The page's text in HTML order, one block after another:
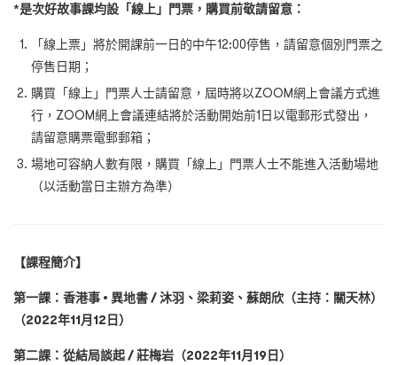
*是次好故事課均設「線上」門票，購買前敬請留意：
「線上票」將於開課前一日的中午12:00停售，請留意個別門票之
停售日期；
購買「線上」門票人士請留意，屆時將以ZOOM網上會議方式進
行，ZOOM網上會議連結將於活動開始前1日以電郵形式發出，
請留意購票電郵郵箱；
場地可容納人數有限，購買「線上」門票人士不能進入活動場地
（以活動當日主辦方為準）
【課程簡介】
第一課： 香港事 • 異地書 / 沐羽、梁莉姿、蘇朗欣（主持：關天林）
（2022年11月12日）
第二課：從結局談起 / 莊梅岩（2022年11月19日）